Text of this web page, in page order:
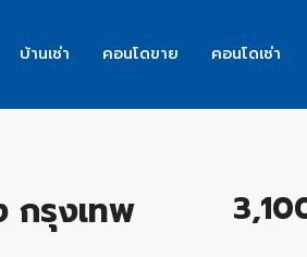
บ้านเช่า คอนโดขาย คอนโดเช่า
กรุงเทพ